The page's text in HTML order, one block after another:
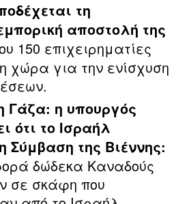
τη
αποστολή της
150 επιχειρηματίες
χώρα για την ενίσχυση
Γάζα: η υπουργός
ότι το Ισραήλ
Σύμβαση της Βιέννης:
δώδεκα Καναδούς
σε σκάφη που